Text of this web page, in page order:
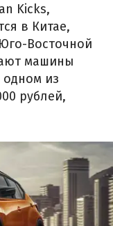
Kicks,
в Китае,
Восточной
машины
одном из
рублей,